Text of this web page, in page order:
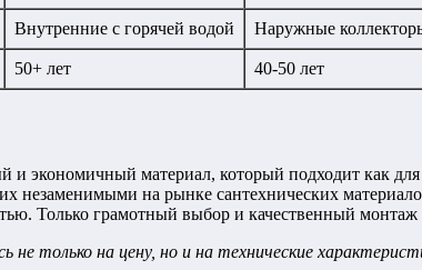
Внутренние с горячей водой Наружные
50+ лет 40-50 лет
и экономичный материал, который подходит как
незаменимыми на рынке сантехнических
Только грамотный выбор и качественный
только на цену, но и на технические